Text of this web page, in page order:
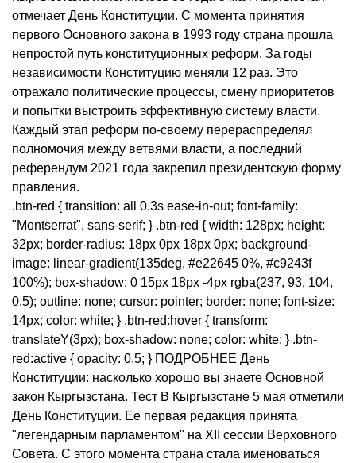
отмечает День Конституции. С момента принятия
первого Основного закона в 1993 году страна прошла
непростой путь конституционных реформ. За годы
независимости Конституцию меняли 12 раз. Это
отражало политические процессы, смену приоритетов
и попытки выстроить эффективную систему власти.
Каждый этап реформ по-своему перераспределял
полномочия между ветвями власти, а последний
референдум 2021 года закрепил президентскую форму
правления.
.btn-red { transition: all 0.3s ease-in-out; font-family:
"Montserrat", sans-serif; } .btn-red { width: 128px; height:
32px; border-radius: 18px 0px 18px 0px; background-
image: linear-gradient(135deg, #e22645 0%, #c9243f
100%); box-shadow: 0 15px 18px -4px rgba(237, 93, 104,
0.5); outline: none; cursor: pointer; border: none; font-size:
14px; color: white; } .btn-red:hover { transform:
translateY(3px); box-shadow: none; color: white; } .btn-
red:active { opacity: 0.5; } ПОДРОБНЕЕ День
Конституции: насколько хорошо вы знаете Основной
закон Кыргызстана. Тест В Кыргызстане 5 мая отметили
День Конституции. Ее первая редакция принята
"легендарным парламентом" на XII сессии Верховного
Совета. С этого момента страна стала именоваться